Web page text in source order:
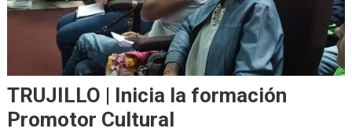
TRUJILLO | Inicia la formación
Promotor Cultural